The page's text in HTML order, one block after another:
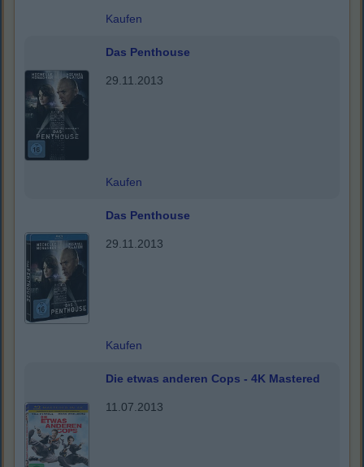
Kaufen
Das Penthouse
29.11.2013
Kaufen
Das Penthouse
29.11.2013
Kaufen
Die etwas anderen Cops - 4K Mastered
11.07.2013